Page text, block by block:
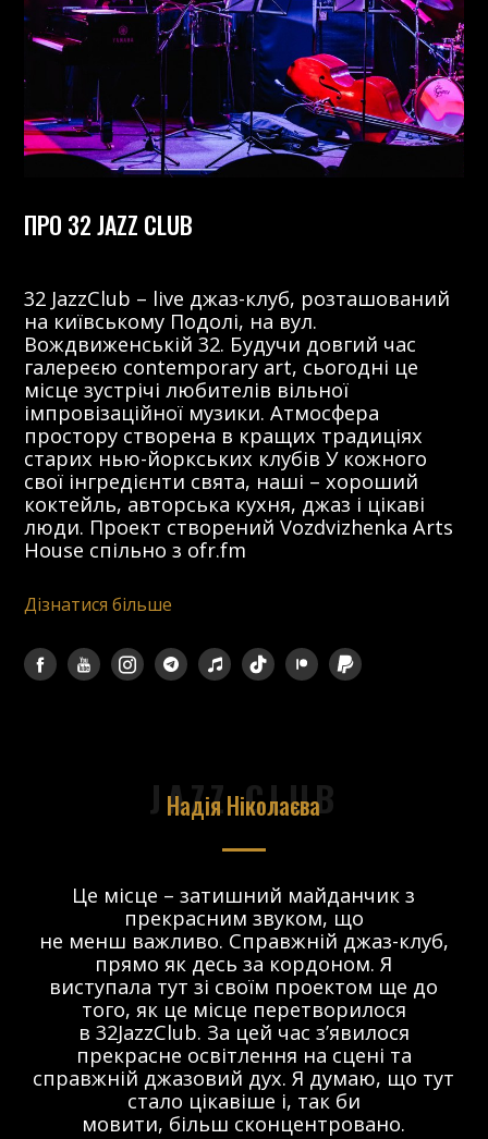
ПРО 32 JAZZ CLUB
32 JazzClub – live джаз-клуб, розташований
на київському Подолі, на вул.
Вождвиженській 32. Будучи довгий час
галереєю contemporary art, сьогодні це
місце зустрічі любителів вільної
імпровізаційної музики. Атмосфера
простору створена в кращих традиціях
старих нью-йоркських клубів У кожного
свої інгредієнти свята, наші – хороший
коктейль, авторська кухня, джаз і цікаві
люди. Проект створений Vozdvizhenka Arts
House спільно з ofr.fm
Дізнатися більше
JAZZ CLUB
Надія Ніколаєва
Це місце – затишний майданчик з
прекрасним звуком, що
не менш важливо. Справжній джаз-клуб,
прямо як десь за кордоном. Я
виступала тут зі своїм проектом ще до
того, як це місце перетворилося
в 32JazzClub. За цей час з’явилося
прекрасне освітлення на сцені та
справжній джазовий дух. Я думаю, що тут
стало цікавіше і, так би
мовити, більш сконцентровано.